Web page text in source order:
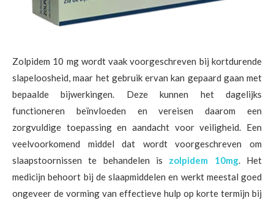
Zolpidem 10 mg wordt vaak voorgeschreven bij kortdurende
slapeloosheid, maar het gebruik ervan kan gepaard gaan met
bepaalde bijwerkingen. Deze kunnen het dagelijks
functioneren beïnvloeden en vereisen daarom een
zorgvuldige toepassing en aandacht voor veiligheid. Een
veelvoorkomend middel dat wordt voorgeschreven om
slaapstoornissen te behandelen is zolpidem 10mg. Het
medicijn behoort bij de slaapmiddelen en werkt meestal goed
ongeveer de vorming van effectieve hulp op korte termijn bij